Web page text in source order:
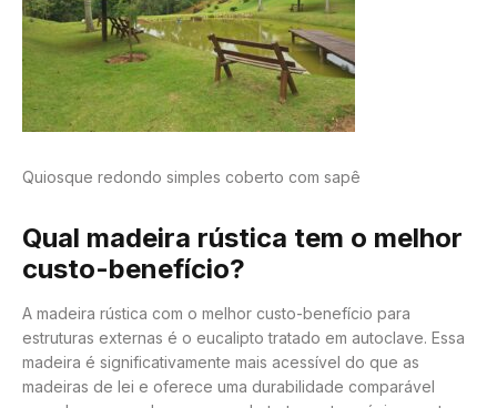
Quiosque redondo simples coberto com sapê
Qual madeira rústica tem o melhor
custo-benefício?
A madeira rústica com o melhor custo-benefício para
estruturas externas é o eucalipto tratado em autoclave. Essa
madeira é significativamente mais acessível do que as
madeiras de lei e oferece uma durabilidade comparável